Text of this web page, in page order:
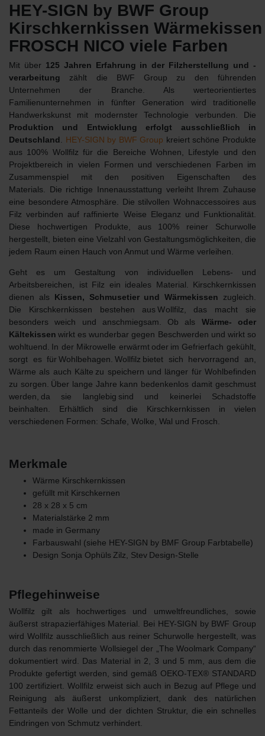
HEY-SIGN by BWF Group
Kirschkernkissen
FROSCH NICO viele Farben
Mit über 125 Jahren Erfahrung in der Filzherstellung und -
verarbeitung zählt die BWF Group zu den führenden
Unternehmen der Branche. Als werteorientiertes
Familienunternehmen in fünfter Generation wird traditionelle
Handwerkskunst mit modernster Technologie verbunden. Die
Produktion und Entwicklung erfolgt ausschließlich in
Deutschland
HEY-SIGN by BWF Group kreiert schöne Produkte
aus 100% Wollfilz für die Bereiche Wohnen, Lifestyle und den
Projektbereich in vielen Formen und verschiedenen Farben im
Zusammenspiel mit den positiven Eigenschaften des
Materials. Die richtige Innenausstattung verleiht Ihrem Zuhause
eine besondere Atmosphäre. Die stilvollen Wohnaccessoires aus
Filz verbinden auf raffinierte Weise Eleganz und Funktionalität.
Diese hochwertigen Produkte, aus 100% reiner Schurwolle
hergestellt, bieten eine Vielzahl von Gestaltungsmöglichkeiten, die
jedem Raum einen Hauch von Anmut und Wärme verleihen.
Geht es um Gestaltung von individuellen Lebens- und
Arbeitsbereichen , ist Filz ein ideales Material. Kirschkernkissen
dienen als Kissen, Schmusetier und Wärmekissen zugleich.
Die Kirschkernkissen bestehen aus Wollfilz, das macht sie
besonders weich und anschmiegsam. Ob als Wärme- oder
Kältekissen wirkt es wunderbar gegen Beschwerden und wirkt so
wohltuend. In der Mikrowelle erwärmt oder im Gefrierfach gekühlt,
sorgt es für Wohlbehagen. Wollfilz bietet sich hervorragend an,
Wärme als auch Kälte zu speichern und länger für Wohlbefinden
zu sorgen. Über lange Jahre kann bedenkenlos damit geschmust
werden, da sie langlebig sind und keinerlei Schadstoffe
beinhalten. Erhältlich sind die Kirschkernkissen in vielen
verschiedenen Formen: Schafe, Wolke, Wal und Frosch.
Merkmale
Wärme Kirschkernkissen
gefüllt mit Kirschkernen
28 x 28 x 5 cm
Materialstärke 2 mm
made in Germany
Farbauswahl (siehe HEY-SIGN by BMF Group Farbtabelle)
Design Sonja Ophüls Zilz, Stev Design-Stelle
Pflegehinweise
Wollfilz gilt als hochwertiges und umweltfreundliches, sowie
äußerst strapazierfähiges Material. Bei HEY-SIGN by BWF Group
wird Wollfilz ausschließlich aus reiner Schurwolle hergestellt, was
durch das renommierte Wollsiegel der „The Woolmark Company“
dokumentiert wird. Das Material in 2, 3 und 5 mm, aus dem die
Produkte gefertigt werden, sind gemäß OEKO-TEX® STANDARD
100 zertifiziert. Wollfilz erweist sich auch in Bezug auf Pflege und
Reinigung als äußerst unkompliziert, dank des natürlichen
Fettanteils der Wolle und der dichten Struktur, die ein schnelles
Eindringen von Schmutz verhindert.